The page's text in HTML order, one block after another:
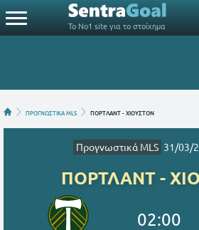
Το Νο1 site για το στοίχημα
ΠΡΟΓΝΩΣΤΙΚΑ MLS ΠΟΡΤΛΑΝΤ - ΧΙΟΥΣΤΟΝ
Προγνωστικά MLS 31/03/
ΠΟΡΤΛΑΝΤ -
02:00